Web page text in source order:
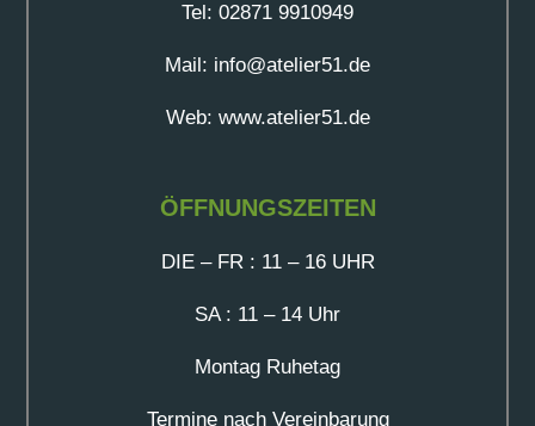
Tel: 02871 9910949
Mail: info@atelier51.de
Web: www.atelier51.de
ÖFFNUNGSZEITEN
DIE – FR : 11 – 16 UHR
SA : 11 – 14 Uhr
Montag Ruhetag
Termine nach Vereinbarung